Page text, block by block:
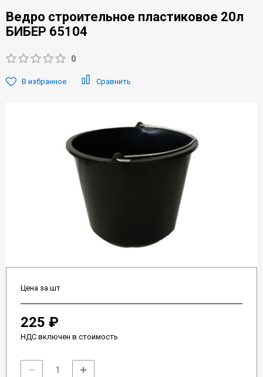
Ведро строительное пластиковое 20л
БИБЕР 65104
0
В избранное Сравнить
Цена за шт
225 ₽
НДС включен в стоимость